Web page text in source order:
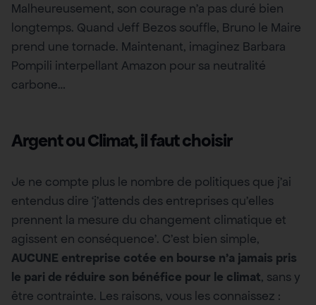
Malheureusement, son courage n’a pas duré bien
longtemps. Quand Jeff Bezos souffle, Bruno le Maire
prend une tornade. Maintenant, imaginez Barbara
Pompili interpellant Amazon pour sa neutralité
carbone…
Argent ou Climat, il faut choisir
Je ne compte plus le nombre de politiques que j’ai
entendus dire ‘j’attends des entreprises qu’elles
prennent la mesure du changement climatique et
agissent en conséquence’. C’est bien simple,
AUCUNE entreprise cotée en bourse n’a jamais pris
le pari de réduire son bénéfice pour le climat, sans y
être contrainte. Les raisons, vous les connaissez :